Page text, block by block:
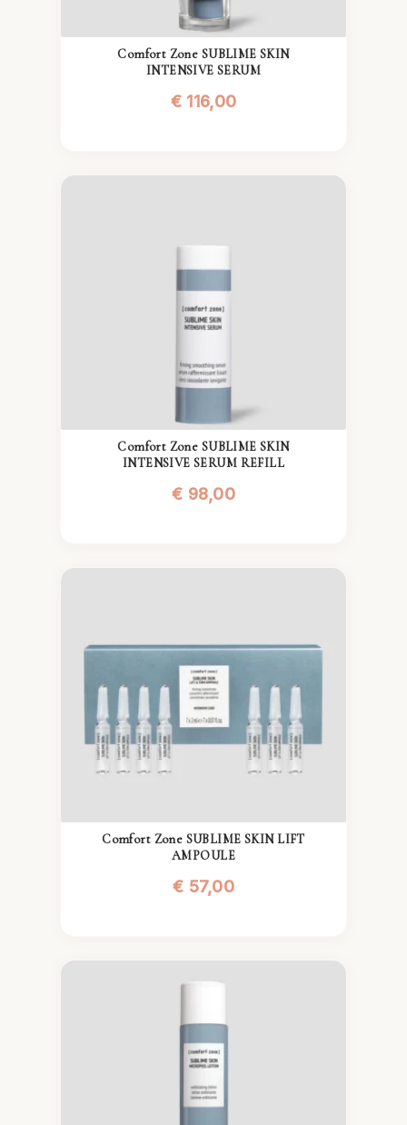
Comfort Zone SUBLIME SKIN
INTENSIVE SERUM
€ 116,00
Comfort Zone SUBLIME SKIN
INTENSIVE SERUM REFILL
€ 98,00
Comfort Zone SUBLIME SKIN LIFT
AMPOULE
€ 57,00